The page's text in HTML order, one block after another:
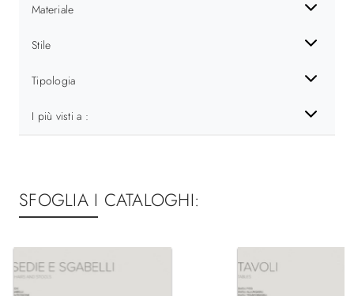
Materiale
Stile
Tipologia
I più visti a :
SFOGLIA I CATALOGHI: